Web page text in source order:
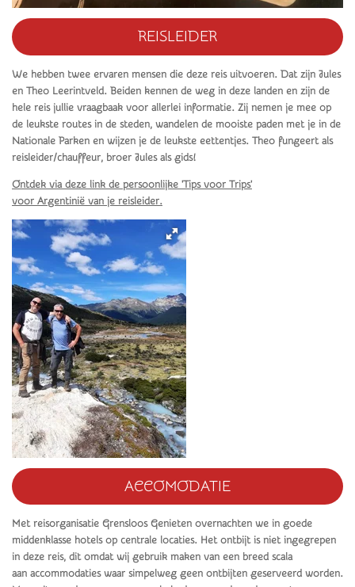
REISLEIDER
We hebben twee ervaren mensen die deze reis uitvoeren. Dat zijn Jules
en Theo Leerintveld. Beiden kennen de weg in deze landen en zijn de
hele reis jullie vraagbaak voor allerlei informatie. Zij nemen je mee op
de leukste routes in de steden, wandelen de mooiste paden met je in de
Nationale Parken en wijzen je de leukste eettentjes. Theo fungeert als
reisleider/chauffeur, broer Jules als gids!
Ontdek via deze link de persoonlijke 'Tips voor Trips'
voor Argentinië van je reisleider.
ACCOMODATIE
Met reisorganisatie Grensloos Genieten overnachten we in goede
middenklasse hotels op centrale locaties. Het ontbijt is niet ingegrepen
in deze reis, dit omdat wij gebruik maken van een breed scala
aan accommodaties waar simpelweg geen ontbijten geserveerd worden.